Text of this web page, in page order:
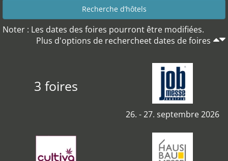
Noter : Les dates des foires pourront être modifiées.
Plus d'options de rechercheet dates de foires
3 foires
26. - 27. septembre 2026